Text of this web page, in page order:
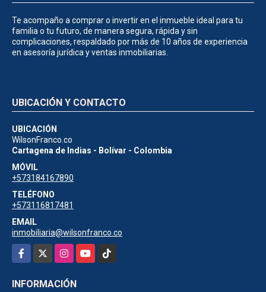
Te acompaño a comprar o invertir en el inmueble ideal para tu
familia o tu futuro, de manera segura, rápida y sin
complicaciones, respaldado por más de 10 años de experiencia
en asesoría jurídica y ventas inmobiliarias.
UBICACIÓN Y CONTACTO
UBICACIÓN
WilsonFranco.co
Cartagena de Indias - Bolívar - Colombia
MÓVIL
+573184167890
TELÉFONO
+573116817481
EMAIL
inmobiliaria@wilsonfranco.co
Facebook
InstagramYouTubeTikTok
INFORMACIÓN